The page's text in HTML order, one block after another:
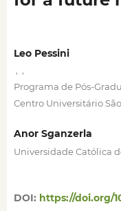
Leo Pessini
Programa de Pós-
Centro Universitário
Anor Sganzerla
Universidade Católica
DOI: https://doi.org/